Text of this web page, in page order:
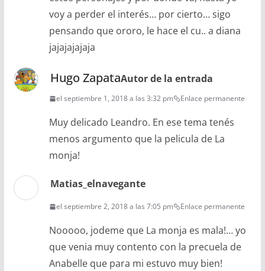
voy a perder el interés… por cierto… sigo
pensando que ororo, le hace el cu.. a diana
jajajajajaja
Hugo ZapataAutor de la entrada
el septiembre 1, 2018 a las 3:32 pm Enlace permanente
Muy delicado Leandro. En ese tema tenés
menos argumento que la pelicula de La
monja!
Matias_elnavegante
el septiembre 2, 2018 a las 7:05 pm Enlace permanente
Nooooo, jodeme que La monja es mala!… yo
que venia muy contento con la precuela de
Anabelle que para mi estuvo muy bien!